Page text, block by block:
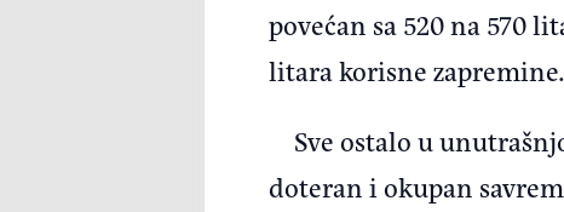
povećan sa 520 na 570
litara korisne zapremine.
Sve ostalo u
doteran i okupan